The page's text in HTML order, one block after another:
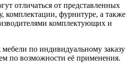
отличаться от представленных
комплектации, фурнитуре, а также
комплектующих и
по индивидуальному заказу
по возможности её применения.